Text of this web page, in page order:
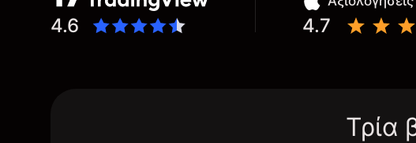
4.6 4.7
Τρία